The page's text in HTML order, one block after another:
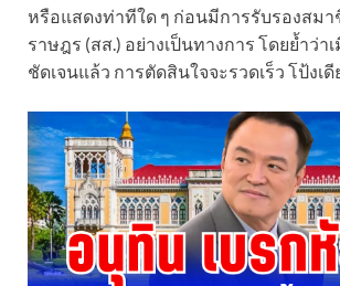
หรือแสดงท่าทีใด ๆ ก่อนมีการรับรองสม
ราษฎร (สส.) อย่างเป็นทางการ โดยย้ำว่า
ชัดเจนแล้ว การตัดสินใจจะรวดเร็ว โป้งเ